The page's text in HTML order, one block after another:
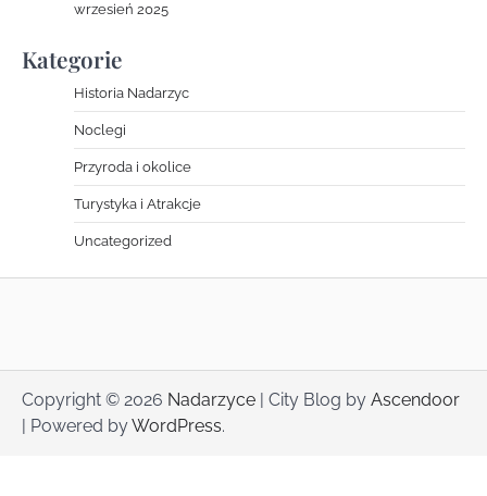
wrzesień 2025
Kategorie
Historia Nadarzyc
Noclegi
Przyroda i okolice
Turystyka i Atrakcje
Uncategorized
Copyright © 2026 Nadarzyce | City Blog by Ascendoor
| Powered byWordPress.